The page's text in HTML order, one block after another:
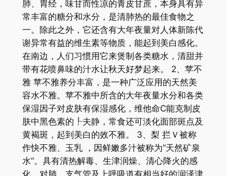
肺、胃经，味甘而性凉的青皮甘蔗，本身具有异
常丰富的糖分和水分，是清肺热的最佳食物之
一。除此之外，它还含有大年夜量对人体新陈代
谢异常有益的维生素等物质，能起到美白感化。
在南边，人们习惯用它来煲制各类糖水，清甜并
带有花喷鼻味的汁水让秋天好梦起来。 2、苹不
雅 苹不雅养分丰富，是一种广泛应用的天然美
容水不雅。苹不雅中所含的大年夜量水分和各类
保湿因子对皮肤有保湿感化，维他命C能克制皮
肤中黑色素的┞夫静，常食还可淡化面部斑点及
黄褐斑，起到美白的效不雅。 3、梨 拦Ｖ被称
作快不雅、玉乳 ，因鲜嫩多汁被称为“天然矿泉
水”。具有清热解毒、生津润燥、清心降火的感